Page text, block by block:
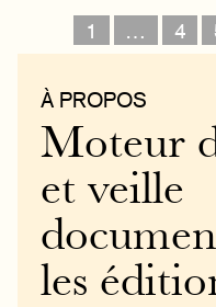
1 … 4
À PROPOS
Moteur
et veille
les